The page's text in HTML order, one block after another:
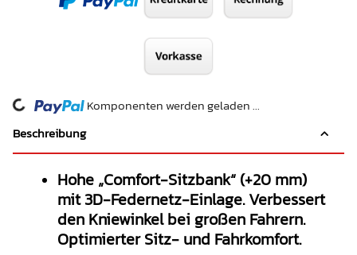
Komponenten werden geladen ...
Beschreibung
Hohe „Comfort-Sitzbank“ (+20 mm)
mit 3D-Federnetz-Einlage. Verbessert
den Kniewinkel bei großen Fahrern.
Optimierter Sitz- und Fahrkomfort.